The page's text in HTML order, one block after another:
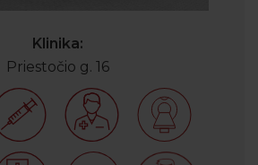
Klinika:
Priestočio g. 16